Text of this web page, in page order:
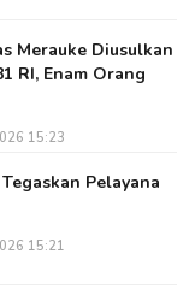
Merauke Diusulkan
RI, Enam Orang
15:23
Pelayana
15:21